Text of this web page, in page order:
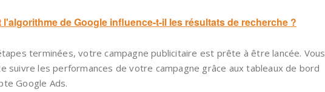
l'algorithme de Google influence-t-il les résultats de recherche ?
terminées, votre campagne publicitaire est prête à être lancée. Vous
suivre les performances de votre campagne grâce aux tableaux de bord
Google Ads.